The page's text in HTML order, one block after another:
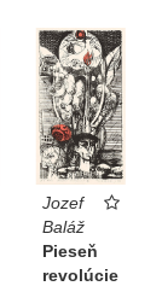
Jozef
Baláž
Pieseň
revolúcie